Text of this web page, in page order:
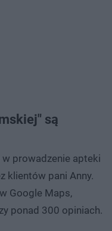
są
prowadzenie apteki
klientów pani Anny.
Google Maps,
ponad 300 opiniach.